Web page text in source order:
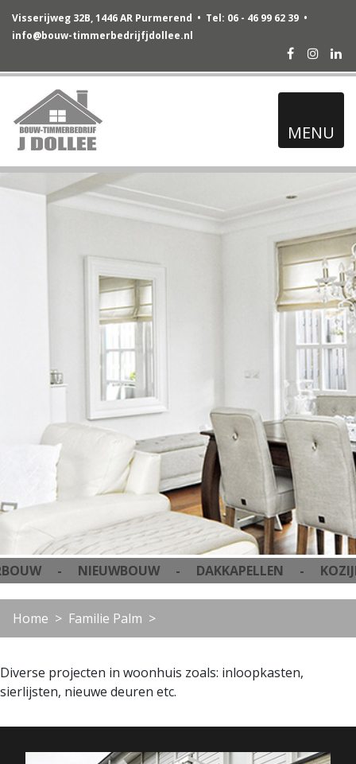
Visserijweg 32B, 1446 AR Purmerend • Tel: 06 - 46 99 62 39 •
info@bouw-timmerbedrijfjdollee.nl
Facebook
MENU
- NIEUWBOUW - DAKKAPELLEN -
Home Familie Palm
Diverse projecten in woonhuis zoals: inloopkasten,
sierlijsten, nieuwe deuren etc.